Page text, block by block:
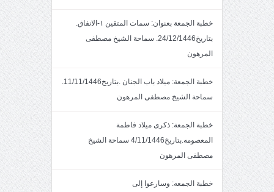
خطبة الجمعة بعنوان: سمات المتقين ١-الانفاق.
بتاريخ24/12/1446. سماحة الشيخ مصطفى
المرهون
خطبة الجمعة: ميلاد باب الجنان .بتاريخ11/11/1446.
سماحة الشيخ مصطفى المرهون
خطبة الجمعة: ذكرى ميلاد فاطمة
المعصومه.بتاريخ4/11/1446 سماحة الشيخ
مصطفى المرهون
خطبة الجمعه: وسارعوا إلى